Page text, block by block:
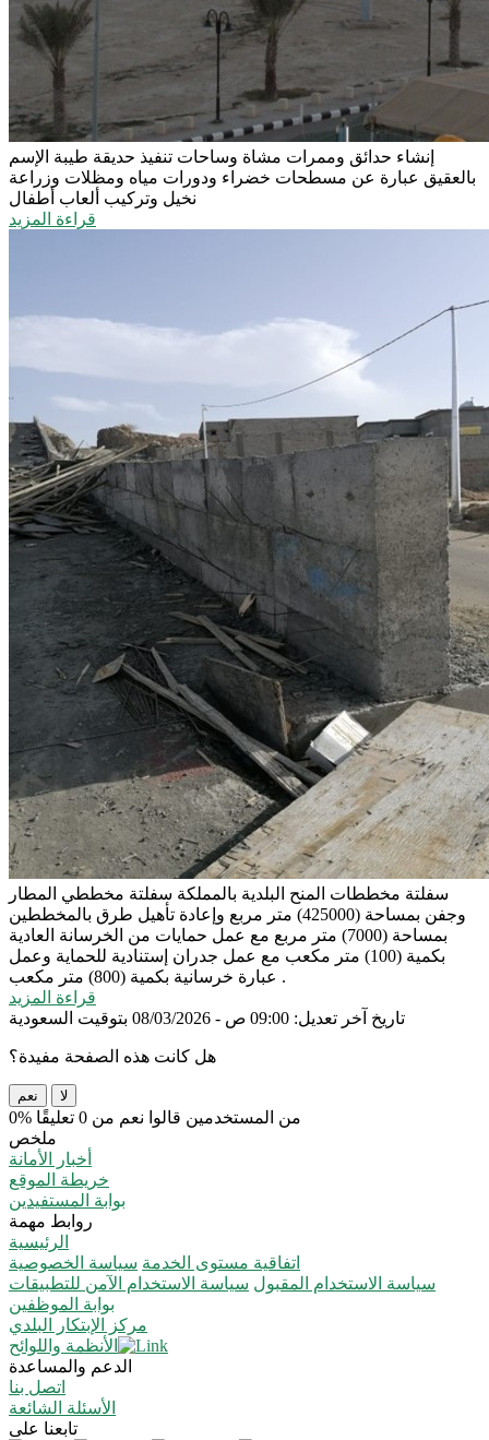
إنشاء حدائق وممرات مشاة وساحات تنفيذ حديقة طيبة الإسم
بالعقيق عبارة عن مسطحات خضراء ودورات مياه ومظلات وزراعة
نخيل وتركيب ألعاب أطفال
قراءة المزيد
سفلتة مخططات المنح البلدية بالمملكة سفلتة مخططي المطار
وجفن بمساحة (425000) متر مربع وإعادة تأهيل طرق بالمخططين
بمساحة (7000) متر مربع مع عمل حمايات من الخرسانة العادية
بكمية (100) متر مكعب مع عمل جدران إستنادية للحماية وعمل
عبارة خرسانية بكمية (800) متر مكعب .
قراءة المزيد
تاريخ آخر تعديل: 09:00 ص - 08/03/2026 بتوقيت السعودية
هل كانت هذه الصفحة مفيدة؟
نعم لا
0% من المستخدمين قالوا نعم من 0 تعليقًا
ملخص
أخبار الأمانة
خريطة الموقع
بوابة المستفيدين
روابط مهمة
الرئيسية
سياسة الخصوصية اتفاقية مستوى الخدمة
سياسة الاستخدام الآمن للتطبيقات سياسة الاستخدام المقبول
بوابة الموظفين
مركز الإبتكار البلدي
الأنظمة واللوائح
الدعم والمساعدة
اتصل بنا
الأسئلة الشائعة
تابعنا على